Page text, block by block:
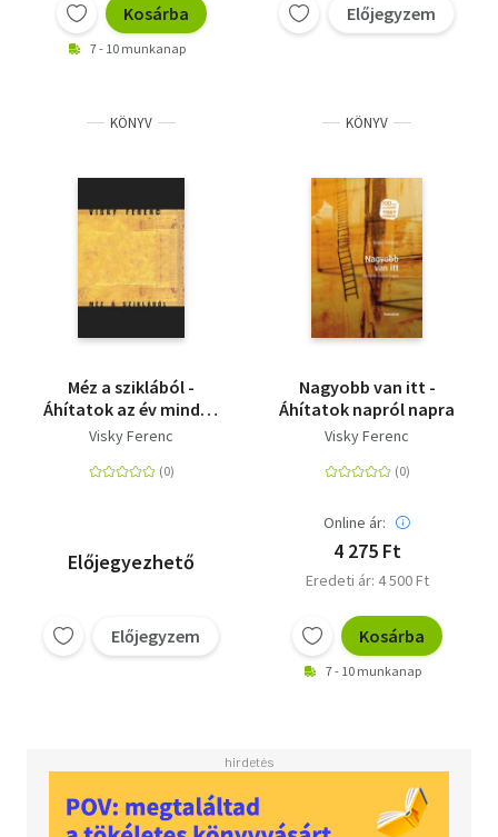
Kosárba
7 - 10 munkanap
Előjegyzem
KÖNYV
Méz a sziklából -
Áhítatok az év minden
napjára
Visky Ferenc
Előjegyezhető
Előjegyzem
KÖNYV
Nagyobb van itt -
Áhítatok napról napra
Visky Ferenc
Online ár:
4 275 Ft
Eredeti ár: 4 500 Ft
Kosárba
7 - 10 munkanap